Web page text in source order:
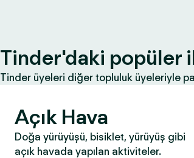
Tinder'daki popüler
Tinder üyeleri diğer topluluk üyeleriyle
Açık Hava
Doğa yürüyüşü, bisiklet, yürüyüş gibi
açık havada yapılan aktiviteler.